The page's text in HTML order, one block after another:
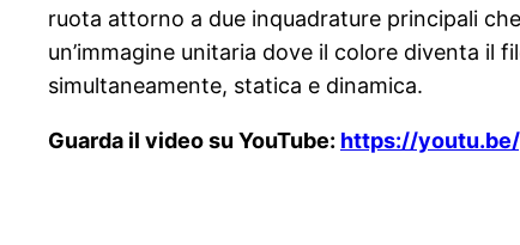
ruota attorno a due inquadrature principali
un’immagine unitaria dove il colore diventa il
simultaneamente, statica e dinamica.
Guarda il video su YouTube: https://